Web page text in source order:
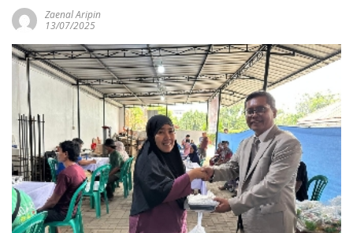
Zaenal Aripin
13/07/2025